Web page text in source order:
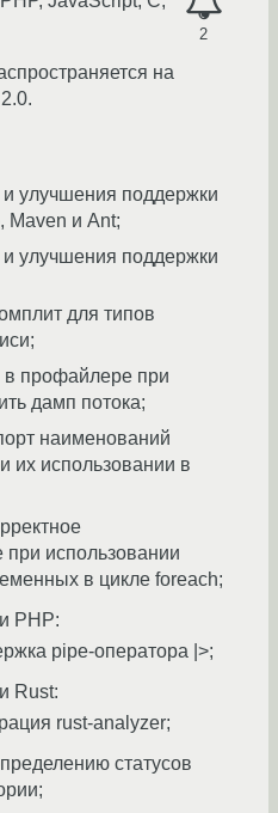
2
на
улучшения поддержки
Maven и Ant;
улучшения поддержки
для типов
в профайлере при
дамп потока;
наименований
их использовании в
использовании
в цикле foreach;
PHP:
pipe-оператора |>;
Rust:
rust-analyzer;
статусов